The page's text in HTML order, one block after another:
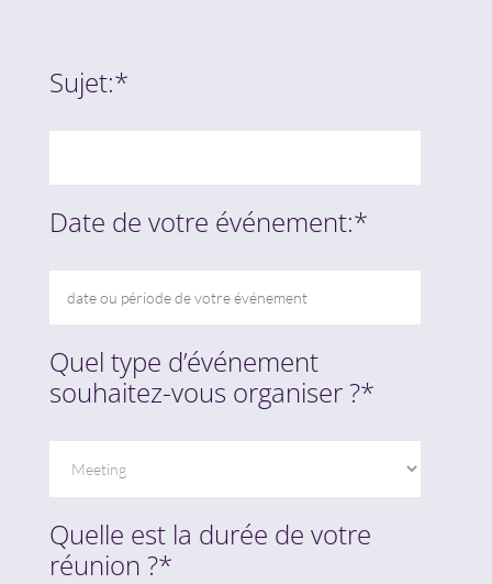
Sujet:*
Date de votre événement:*
Quel type d’événement
souhaitez-vous organiser ?*
Quelle est la durée de votre
réunion ?*